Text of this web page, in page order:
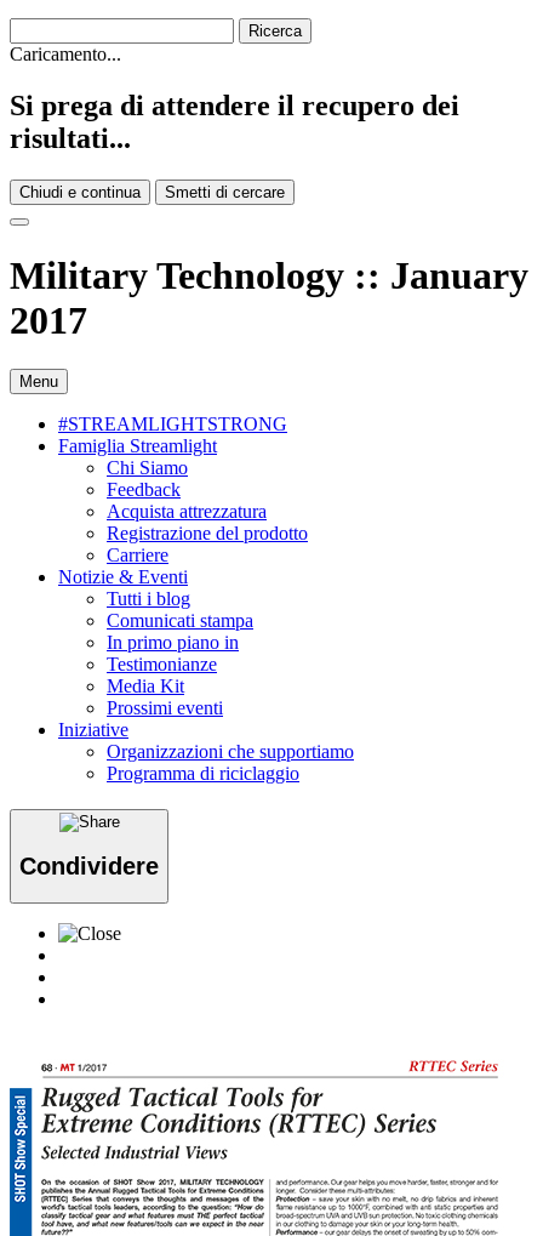
Caricamento...
Si prega di attendere il recupero dei
risultati...
Chiudi e continua Smetti di cercare
Military Technology :: January
2017
Menu
#STREAMLIGHTSTRONG
Famiglia Streamlight
Chi Siamo
Feedback
Acquista attrezzatura
Registrazione del prodotto
Carriere
Notizie & Eventi
Tutti i blog
Comunicati stampa
In primo piano in
Testimonianze
Media Kit
Prossimi eventi
Iniziative
Organizzazioni che supportiamo
Programma di riciclaggio
Condividere